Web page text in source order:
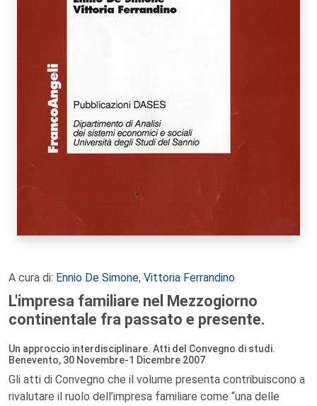
A cura di: Ennio De Simone, Vittoria Ferrandino
L'impresa familiare nel Mezzogiorno
continentale fra passato e presente.
Un approccio interdisciplinare. Atti del Convegno di studi.
Benevento, 30 Novembre-1 Dicembre 2007
Gli atti di Convegno che il volume presenta contribuiscono a
rivalutare il ruolo dell’impresa familiare come “una delle